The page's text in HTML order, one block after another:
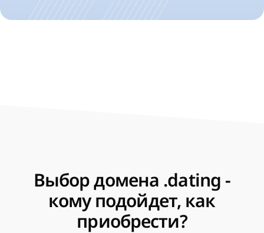
Выбор домена .dating -
кому подойдет, как
приобрести?